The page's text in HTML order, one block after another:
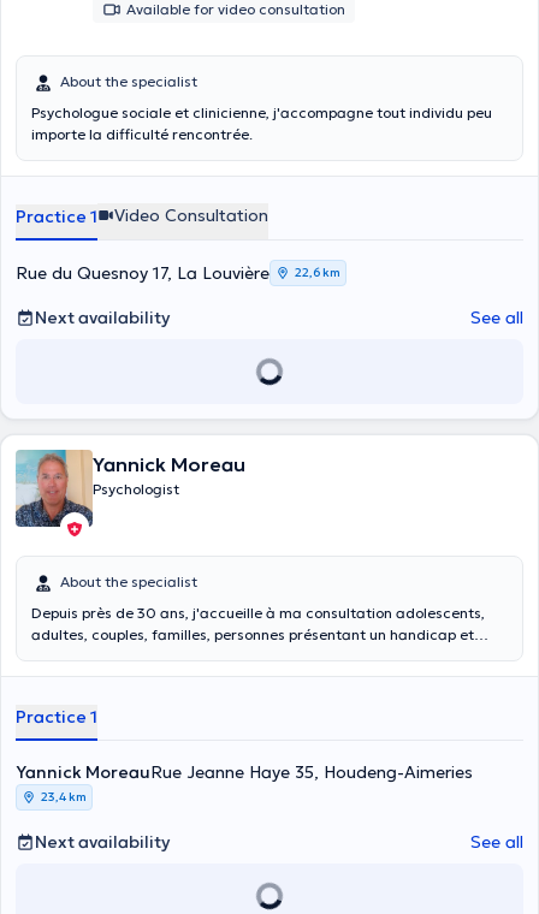
Available for video consultation
About the specialist
Psychologue sociale et clinicienne, j'accompagne tout individu peu
importe la difficulté rencontrée.
Practice 1 Video Consultation
Rue du Quesnoy 17, La Louvière 22,6 km
Next availability See all
Yannick Moreau
Psychologist
About the specialist
Depuis près de 30 ans, j'accueille à ma consultation adolescents,
adultes, couples, familles, personnes présentant un handicap et
souffrances diverses plus ou moins graves. Je propose un espace de
celles-ci et d'y apporter les réponses les plus adéquates possibles
selon chacun.
Practice 1
Yannick MoreauRue Jeanne Haye 35, Houdeng-Aimeries
23,4 km
Next availability See all